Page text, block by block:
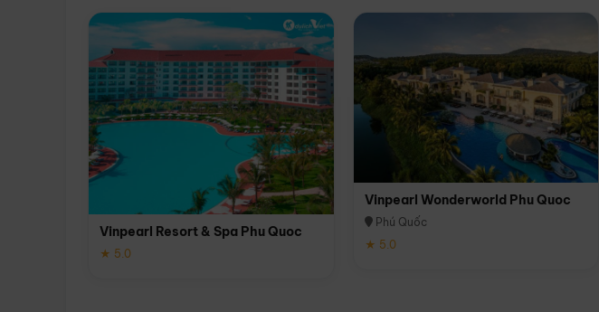
Vinpearl Resort & Spa Phu Quoc
★ 5.0
Vinpearl Wonderworld Phu Quoc
Phú Quốc
★ 5.0